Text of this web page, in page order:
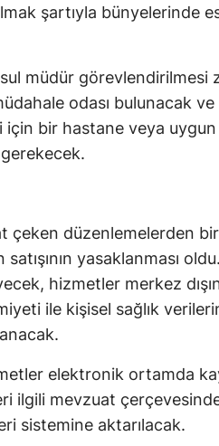
şartıyla bünyelerinde
müdür görevlendirilmesi
odası bulunacak ve
için bir hastane veya uygun
çeken düzenlemelerden
yasaklanması
hizmetler merkez
ile kişisel sağlık
elektronik ortamda
ilgili mevzuat
sistemine aktarılacak.